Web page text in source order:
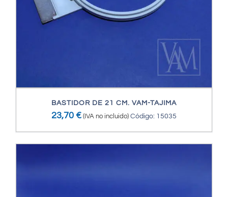
BASTIDOR DE 21 CM. VAM-TAJIMA
23,70 € (IVA no incluido) Código: 15035